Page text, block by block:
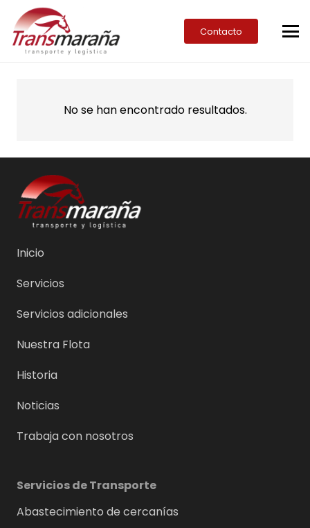
Contacto
No se han encontrado resultados.
Inicio
Servicios
Servicios adicionales
Nuestra Flota
Historia
Noticias
Trabaja con nosotros
Servicios de Transporte
Abastecimiento de cercanías